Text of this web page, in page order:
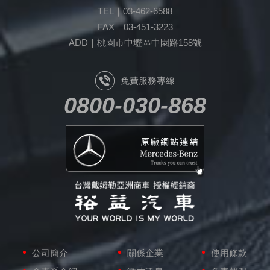
TEL｜03-462-6588
FAX｜03-451-3223
ADD｜桃園市中壢區中園路158號
免費服務專線
0800-030-868
公司簡介
關係企業
使用條款